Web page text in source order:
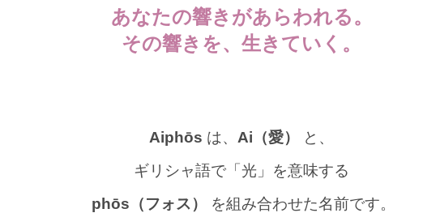
あなたの響きがあらわれる。
その響きを、生きていく。
Aiphōs は、 Ai（愛）
と、
ギリシャ語で「光」を意味する
phōs（フォス）
を組み合わせた名前です。